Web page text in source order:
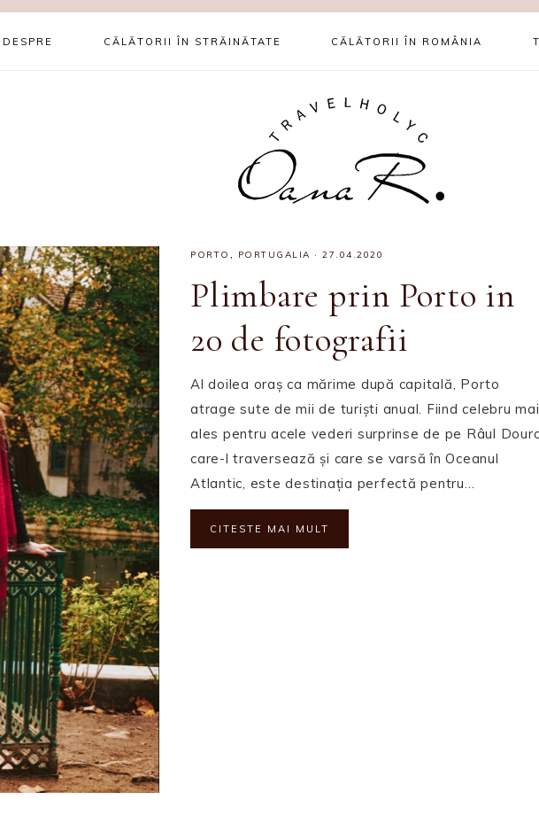
DESPRE CĂLĂTORII ÎN STRĂINĂTATE CĂLĂTORII ÎN ROMÂNIA
PORTO , PORTUGALIA · 27.04.2020
Plimbare prin Porto in
20 de fotografii
Al doilea oraș ca mărime după capitală, Porto
atrage sute de mii de turiști anual. Fiind celebru mai
ales pentru acele vederi surprinse de pe Râul
care-l traversează și care se varsă în Oceanul
Atlantic, este destinația perfectă pentru…
CITESTE MAI MULT